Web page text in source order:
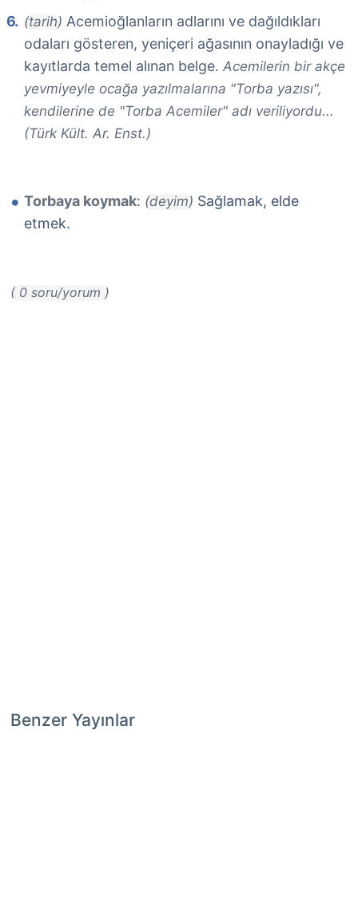
(tarih) Acemioğlanların adlarını ve dağıldıkları
odaları gösteren, yeniçeri ağasının onayladığı ve
kayıtlarda temel alınan belge. Acemilerin bir akçe
yevmiyeyle ocağa yazılmalarına "Torba yazısı",
kendilerine de "Torba Acemiler" adı veriliyordu...
(Türk Kült. Ar. Enst.)
Torbaya koymak: (deyim) Sağlamak, elde
etmek.
( 0 soru/yorum )
Benzer Yayınlar